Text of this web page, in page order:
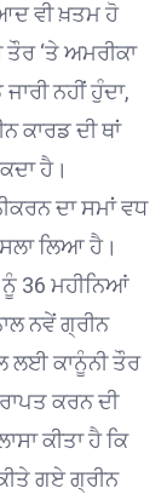
ਵੀ ਖ਼ਤਮ ਹੋ
ਤੌਰ ‘ਤੇ ਅਮਰੀਕਾ
ਨਹੀਂ ਹੁੰਦਾ,
ਕਾਰਡ ਦੀ ਥਾਂ
ਹੈ।
ਦਾ ਸਮਾਂ ਵਧ
ਲਿਆ ਹੈ।
ਨੂੰ 36 ਮਹੀਨਿਆਂ
ਨਵੇਂ ਗ੍ਰੀਨ
ਲਈ ਕਾਨੂੰਨੀ ਤੌਰ
ਕਰਨ ਦੀ
ਕੀਤਾ ਹੈ ਕਿ
ਗਏ ਗ੍ਰੀਨ